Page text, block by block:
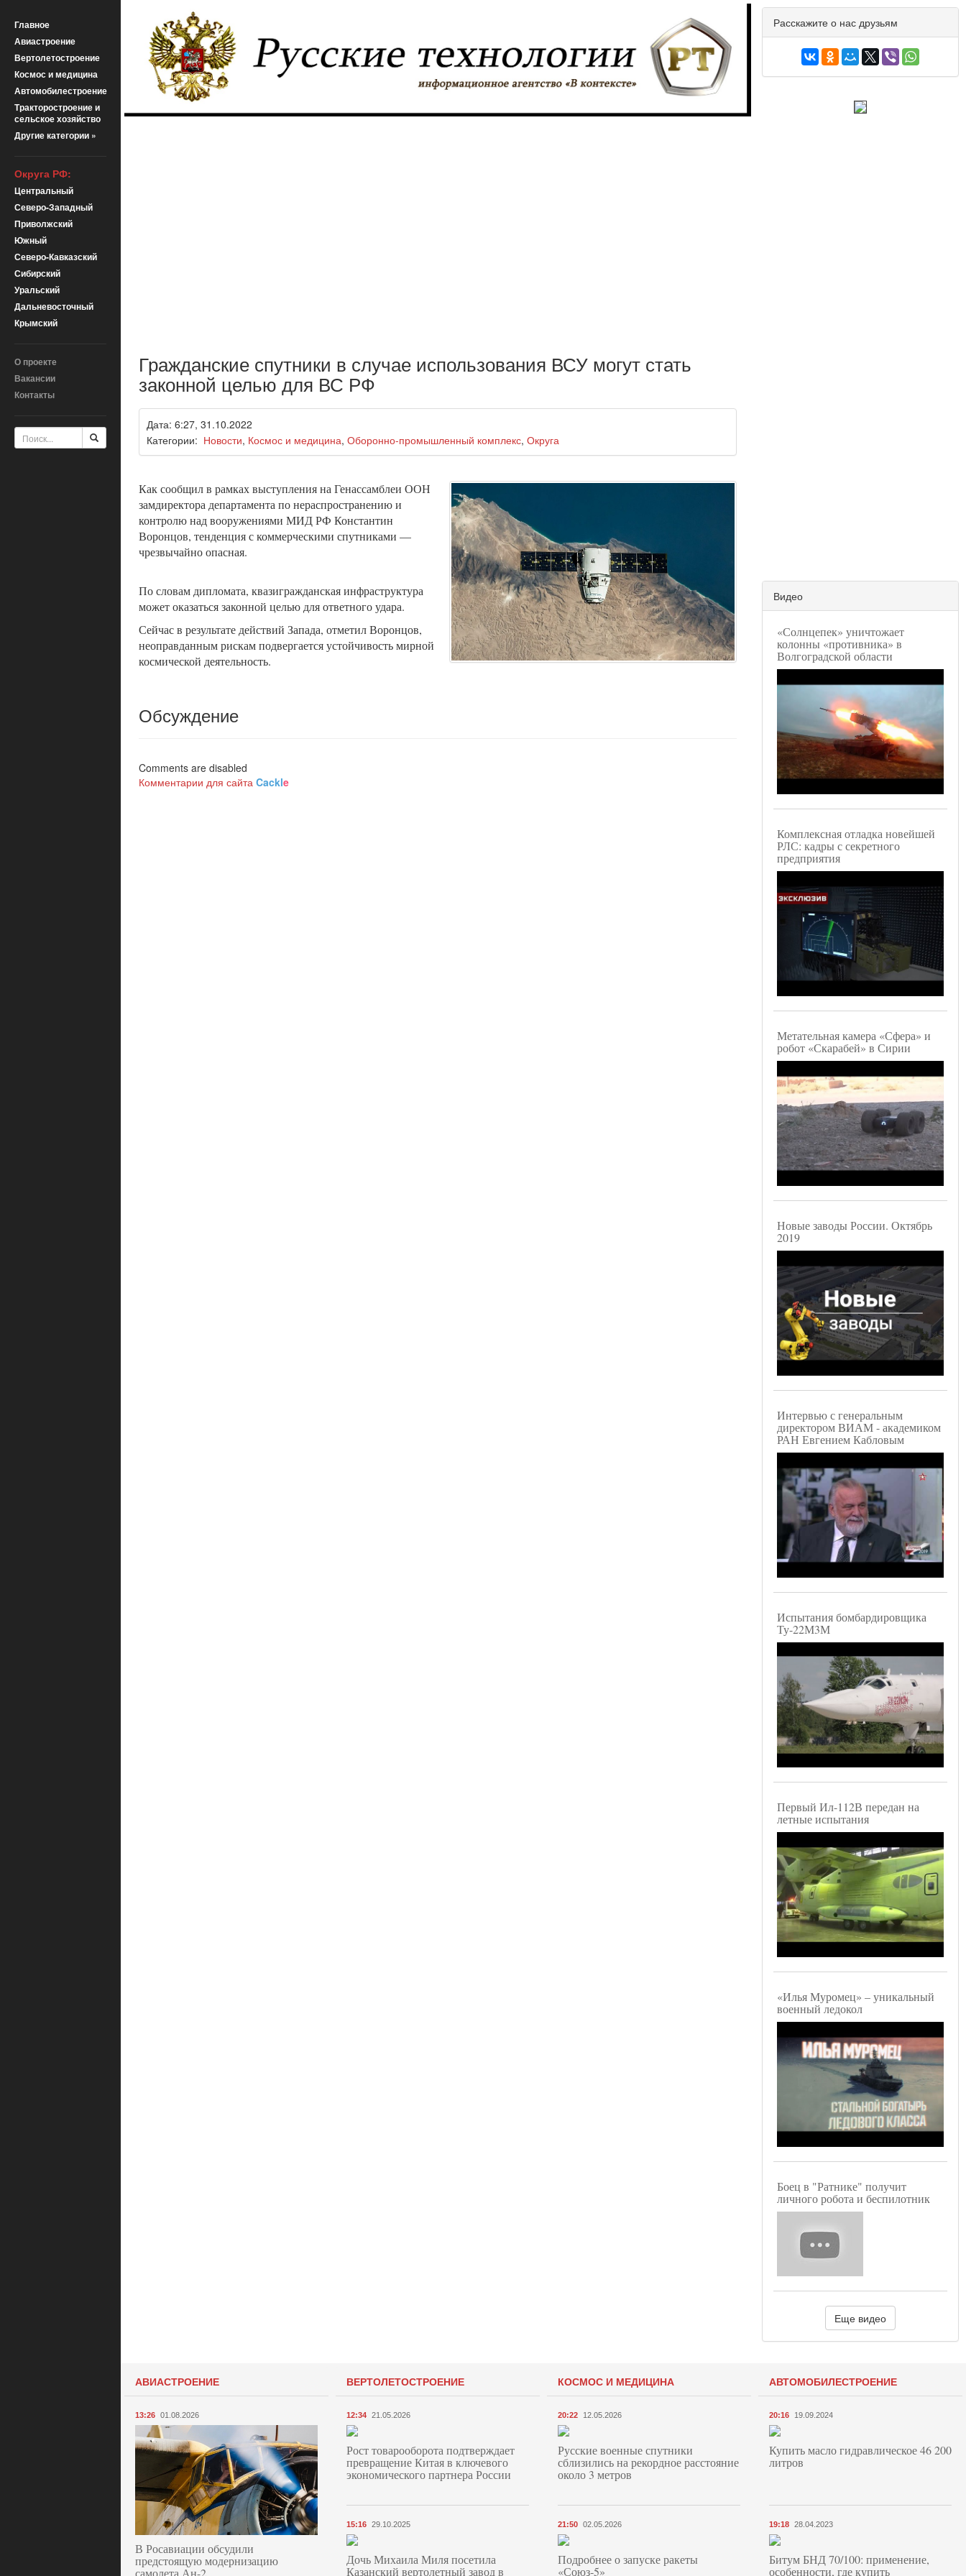
Главное
Авиастроение
Вертолетостроение
Космос и медицина
Автомобилестроение
Тракторостроение и
сельское хозяйство
Другие категории »
Округа РФ:
Центральный
Северо-Западный
Приволжский
Южный
Северо-Кавказский
Сибирский
Уральский
Дальневосточный
Крымский
О проекте
Вакансии
Контакты
Гражданские спутники в случае использования ВСУ могут стать
законной целью для ВС РФ
Дата: 6:27, 31.10.2022
Категории: Новости, Космос и медицина, Оборонно-промышленный комплекс, Округа
Как сообщил в рамках выступления на Генассамблеи ООН
замдиректора департамента по нераспространению и
контролю над вооружениями МИД РФ Константин
Воронцов, тенденция с коммерческими спутниками —
чрезвычайно опасная.
По словам дипломата, квазигражданская инфраструктура
может оказаться законной целью для ответного удара.
Сейчас в результате действий Запада, отметил Воронцов,
неоправданным рискам подвергается устойчивость мирной
космической деятельность.
Обсуждение
Comments are disabled
Комментарии для сайта Cackle
Расскажите о нас друзьям
Видео
«Солнцепек» уничтожает
колонны «противника» в
Волгоградской области
Комплексная отладка новейшей
РЛС: кадры с секретного
предприятия
Метательная камера «Сфера» и
робот «Скарабей» в Сирии
Новые заводы России. Октябрь
2019
Интервью с генеральным
директором ВИАМ - академиком
РАН Евгением Кабловым
Испытания бомбардировщика
Ту-22М3М
Первый Ил-112В передан на
летные испытания
«Илья Муромец» – уникальный
военный ледокол
Боец в "Ратнике" получит
личного робота и беспилотник
Еще видео
АВИАСТРОЕНИЕ
13:26 01.08.2026
В Росавиации обсудили
предстоящую модернизацию
самолета Ан-2
ВЕРТОЛЕТОСТРОЕНИЕ
12:34 21.05.2026
Рост товарооборота подтверждает
превращение Китая в ключевого
экономического партнера России
15:16 29.10.2025
Дочь Михаила Миля посетила
Казанский вертолетный завод в
КОСМОС И МЕДИЦИНА
20:22 12.05.2026
Русские военные спутники
сблизились на рекордное расстояние
около 3 метров
21:50 02.05.2026
Подробнее о запуске ракеты
«Союз‑5»
АВТОМОБИЛЕСТРОЕНИЕ
20:16 19.09.2024
Купить масло гидравлическое 46 200
литров
19:18 28.04.2023
Битум БНД 70/100: применение,
особенности, где купить